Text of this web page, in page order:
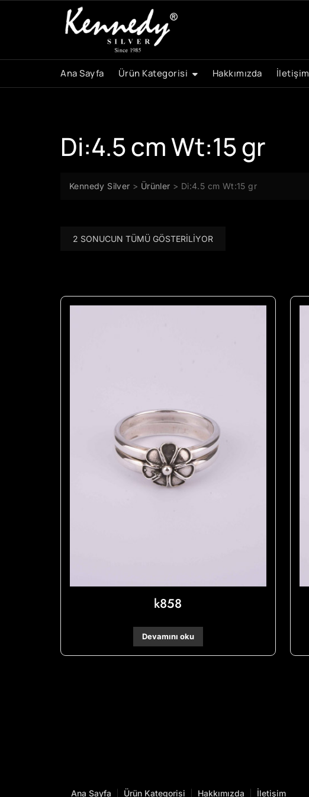
Ana Sayfa Ürün Kategorisi Hakkımızda İletişim
Di:4.5 cm Wt:15 gr
Kennedy Silver > Ürünler > Di:4.5 cm Wt:15 gr
2 SONUCUN TÜMÜ GÖSTERILIYOR
k858
Devamını oku
Ana Sayfa Ürün Kategorisi Hakkımızda İletişim